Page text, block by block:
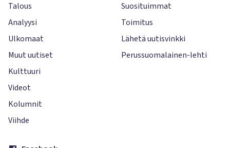
Talous
Analyysi
Ulkomaat
Muut uutiset
Kulttuuri
Videot
Kolumnit
Viihde
Suosituimmat
Toimitus
Lähetä uutisvinkki
Perussuomalainen-lehti